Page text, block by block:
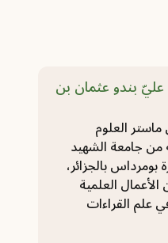
بندو عثمان بن
العلوم
من جامعة الشهيد
بومرداس بالجزائر،
العلمية
علم القراءات